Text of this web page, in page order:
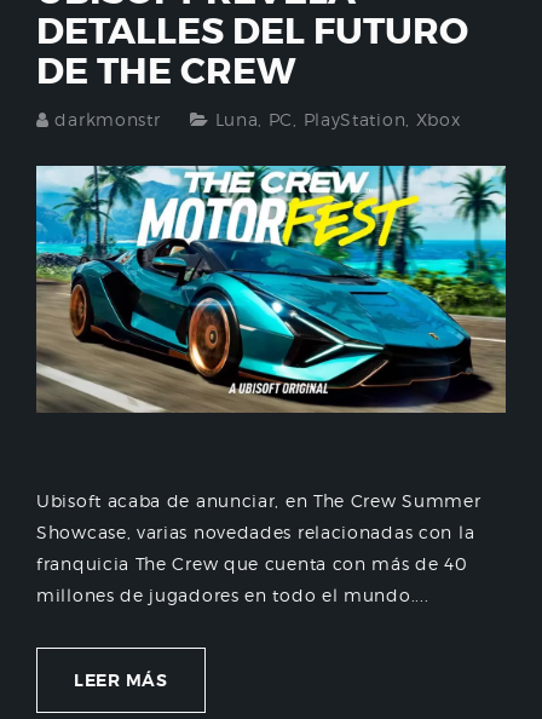
DETALLES DEL FUTURO
DE THE CREW
darkmonstr Luna PC PlayStation Xbox
Ubisoft acaba de anunciar, en The Crew Summer
Showcase, varias novedades relacionadas con la
franquicia The Crew que cuenta con más de 40
millones de jugadores en todo el mundo....
LEER MÁS